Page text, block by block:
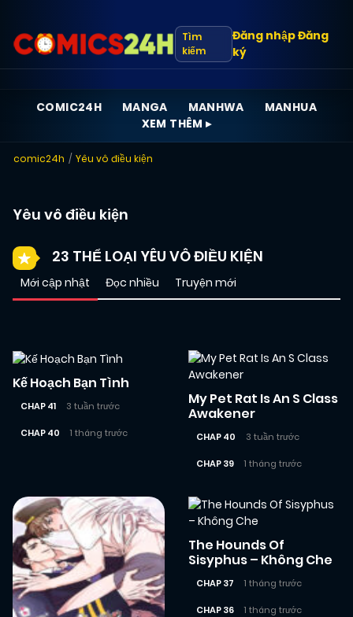
Tìm
kiếm
Đăng nhậpĐăng
ký
COMIC24H MANGA MANHWA
MANHUA
XEM THÊM ▸
comic24h Yêu vô điều kiện
Yêu vô điều kiện
23 THỂ LOẠI YÊU VÔ ĐIỀU KIỆN
Mới cập nhật Đọc nhiều Truyện mới
Kế Hoạch Bạn Tình
CHAP 41 3 tuần trước
CHAP 40 1 tháng trước
My Pet Rat Is An S Class
Awakener
CHAP 40 3 tuần trước
CHAP 39 1 tháng trước
The Hounds Of
Sisyphus – Không Che
CHAP 37 1 tháng trước
CHAP 36 1 tháng trước